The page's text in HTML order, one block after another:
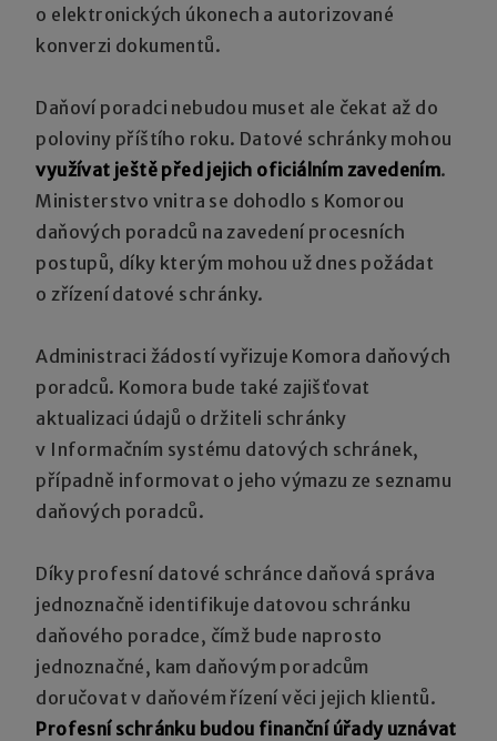
o elektronických úkonech a autorizované
konverzi dokumentů.
Daňoví poradci nebudou muset ale čekat až do
poloviny příštího roku. Datové schránky mohou
využívat ještě před jejich oficiálním zavedením.
Ministerstvo vnitra se dohodlo s Komorou
daňových poradců na zavedení procesních
postupů, díky kterým mohou už dnes požádat
o zřízení datové schránky.
Administraci žádostí vyřizuje Komora daňových
poradců. Komora bude také zajišťovat
aktualizaci údajů o držiteli schránky
v Informačním systému datových schránek,
případně informovat o jeho výmazu ze seznamu
daňových poradců.
Díky profesní datové schránce daňová správa
jednoznačně identifikuje datovou schránku
daňového poradce, čímž bude naprosto
jednoznačné, kam daňovým poradcům
doručovat v daňovém řízení věci jejich klientů.
Profesní schránku budou finanční úřady uznávat